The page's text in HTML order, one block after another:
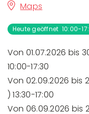
Maps
Heute geöffnet 10:00-
Von 01.07.2026 bis
10:00-17:30
Von 02.09.2026 bis
) 13:30-17:00
Von 06.09.2026 bis